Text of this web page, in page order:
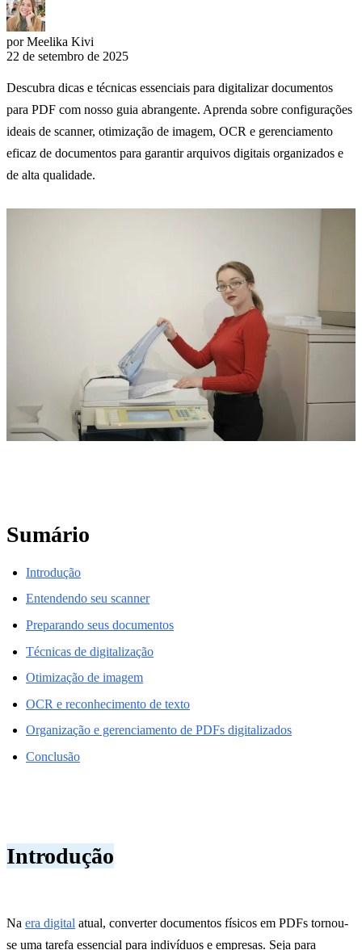
por Meelika Kivi
22 de setembro de 2025
Descubra dicas e técnicas essenciais para digitalizar documentos
para PDF com nosso guia abrangente. Aprenda sobre configurações
ideais de scanner, otimização de imagem, OCR e gerenciamento
eficaz de documentos para garantir arquivos digitais organizados e
de alta qualidade.
Sumário
Introdução
Entendendo seu scanner
Preparando seus documentos
Técnicas de digitalização
Otimização de imagem
OCR e reconhecimento de texto
Organização e gerenciamento de PDFs digitalizados
Conclusão
Introdução
Na era digital atual, converter documentos físicos em PDFs tornou-
se uma tarefa essencial para indivíduos e empresas. Seja para